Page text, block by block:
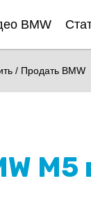
BMW
/ Продать BMW